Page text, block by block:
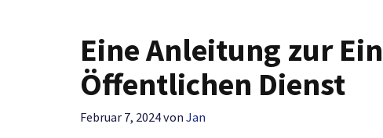
Eine Anleitung zur
Öffentlichen Dienst
Februar 7, 2024von Jan